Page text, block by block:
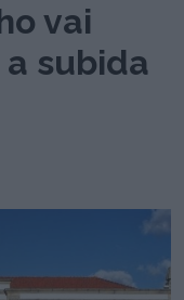
vai
subida